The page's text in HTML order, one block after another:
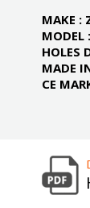
MAKE :
MODEL
HOLES
MADE
CE